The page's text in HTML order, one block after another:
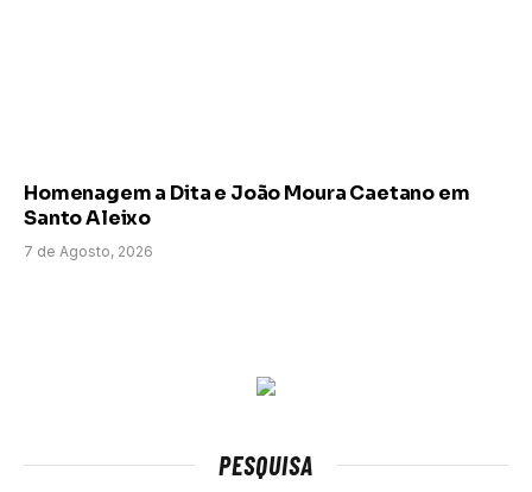
Homenagem a Dita e João Moura Caetano em
Santo Aleixo
7 de Agosto, 2026
PESQUISA